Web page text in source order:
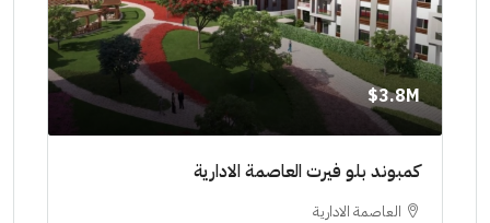
3.8M$
كمبوند بلو فيرت العاصمة الادارية
العاصمة الادارية